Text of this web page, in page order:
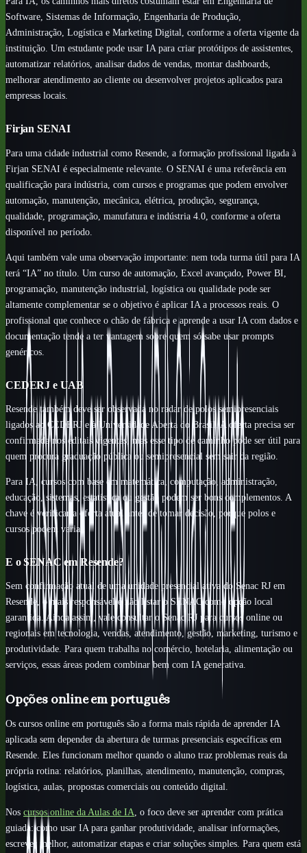
Software, Sistemas de Informação, Engenharia de Produção,
Administração, Logística e Marketing Digital, conforme a oferta vigente da
instituição. Um estudante pode usar IA para criar protótipos de assistentes,
automatizar relatórios, analisar dados de vendas, montar dashboards,
melhorar atendimento ao cliente ou desenvolver projetos aplicados para
empresas locais.
Firjan SENAI
Para uma cidade industrial como Resende, a formação profissional ligada à
Firjan SENAI é especialmente relevante. O SENAI é uma referência em
qualificação para indústria, com cursos e programas que podem envolver
automação, manutenção, mecânica, elétrica, produção, segurança,
qualidade, programação, manufatura e indústria 4.0, conforme a oferta
disponível no período.
Aqui também vale uma observação importante: nem toda turma útil para IA
terá “IA” no título. Um curso de automação, Excel avançado, Power BI,
programação, manutenção industrial, logística ou qualidade pode ser
altamente complementar se o objetivo é aplicar IA a processos reais. O
profissional que conhece o chão de fábrica e aprende a usar IA com dados e
documentação tende a ter vantagem sobre quem só sabe usar prompts
genéricos.
CEDERJ e UAB
Resende também deve ser observada no radar de polos semipresenciais
ligados ao CEDERJ e à Universidade Aberta do Brasil. A oferta precisa ser
confirmada nos editais vigentes, mas esse tipo de caminho pode ser útil para
quem procura graduação pública ou semipresencial sem sair da região.
Para IA, cursos com base em matemática, computação, administração,
educação, sistemas, estatística ou gestão podem ser bons complementos. A
chave é verificar a oferta atual antes de tomar decisão, porque polos e
cursos podem variar.
E o SENAC em Resende?
Sem confirmação atual de uma unidade presencial ativa do Senac RJ em
Resende, o mais responsável é não listar o SENAC como opção local
garantida. Ainda assim, vale consultar o Senac RJ para cursos online ou
regionais em tecnologia, vendas, atendimento, gestão, marketing, turismo e
produtividade. Para quem trabalha no comércio, hotelaria, alimentação ou
serviços, essas áreas podem combinar bem com IA generativa.
Opções online em português
Os cursos online em português são a forma mais rápida de aprender IA
aplicada sem depender da abertura de turmas presenciais específicas em
Resende. Eles funcionam melhor quando o aluno traz problemas reais da
própria rotina: relatórios, planilhas, atendimento, manutenção, compras,
logística, aulas, propostas comerciais ou conteúdo digital.
Nos cursos online da Aulas de IA , o foco deve ser aprender com prática
guiada: como usar IA para ganhar produtividade, analisar informações,
escrever melhor, automatizar etapas e criar soluções simples. Para quem está